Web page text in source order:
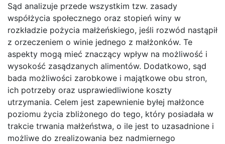
Sąd analizuje przede wszystkim tzw. zasady
współżycia społecznego oraz stopień winy w
rozkładzie pożycia małżeńskiego, jeśli rozwód nastąpił
z orzeczeniem o winie jednego z małżonków. Te
aspekty mogą mieć znaczący wpływ na możliwość i
wysokość zasądzanych alimentów. Dodatkowo, sąd
bada możliwości zarobkowe i majątkowe obu stron,
ich potrzeby oraz usprawiedliwione koszty
utrzymania. Celem jest zapewnienie byłej małżonce
poziomu życia zbliżonego do tego, który posiadała w
trakcie trwania małżeństwa, o ile jest to uzasadnione i
możliwe do zrealizowania bez nadmiernego